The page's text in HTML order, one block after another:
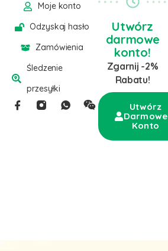
Moje konto
Odzyskaj hasło
Zamówienia
Śledzenie
przesyłki
Utwórz
darmowe
konto!
Zgarnij -2%
Rabatu!
Utwórz
Darmowe
Konto